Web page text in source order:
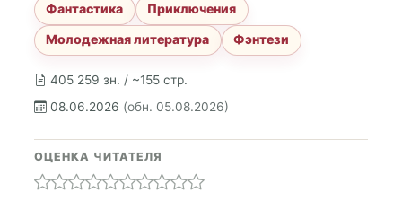
405 259 зн. / ~155 стр.
08.06.2026 (обн. 05.08.2026)
Фантастика
Приключения
Молодежная литература
Фэнтези
ОЦЕНКА ЧИТАТЕЛЯ